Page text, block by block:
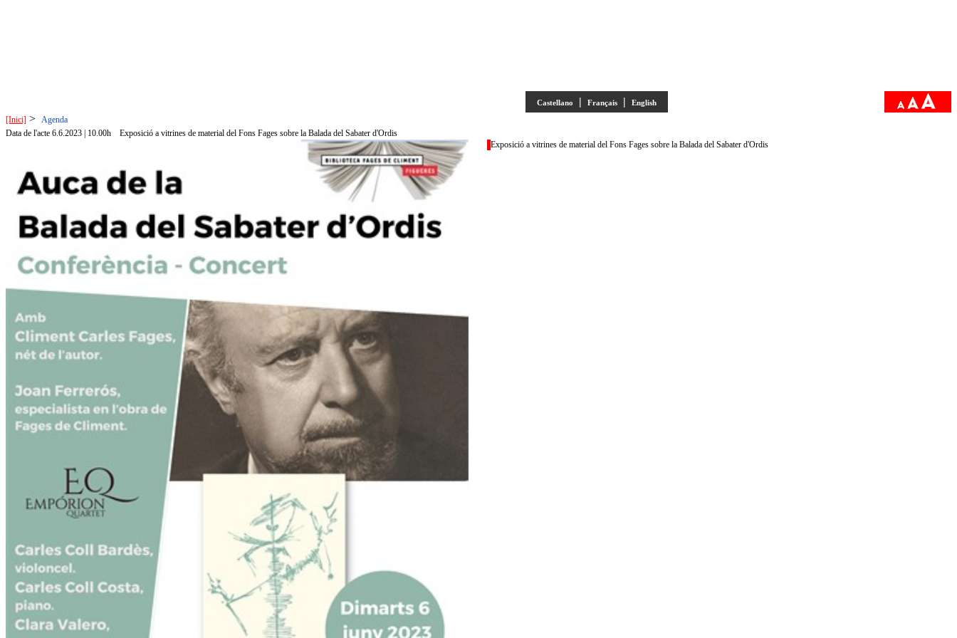
Castellano | Français | English
[Inici] > Agenda
Data de l'acte 6.6.2023 | 10.00h
Exposició a vitrines de material del Fons Fages sobre la Balada del Sabater d'Ordis
Exposició a vitrines de material del Fons Fages sobre la Balada del Sabater d'Ordis